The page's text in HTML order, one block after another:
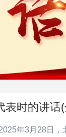
时的讲话(
年3月28日